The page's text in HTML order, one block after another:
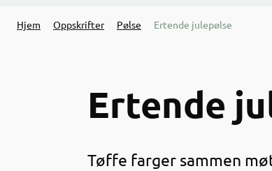
Hjem Oppskrifter Pølse Ertende julepølse
Ertende
Tøffe farger sammen